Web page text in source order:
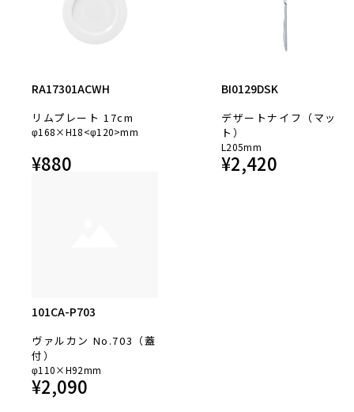
RA17301ACWH
リムプレート 17cm
φ168×H18<φ120>mm
¥880
BI0129DSK
デザートナイフ（マッ
ト）
L205mm
¥2,420
101CA-P703
ヴァルカン No.703（蓋
付）
φ110×H92mm
¥2,090